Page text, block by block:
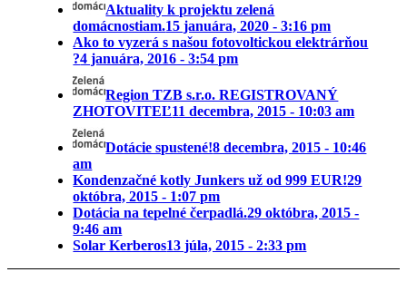
Aktuality k projektu zelená
domácnostiam.15 januára, 2020 - 3:16 pm
Ako to vyzerá s našou fotovoltickou elektrárňou
?4 januára, 2016 - 3:54 pm
Region TZB s.r.o. REGISTROVANÝ
ZHOTOVITEĽ11 decembra, 2015 - 10:03 am
Dotácie spustené!8 decembra, 2015 - 10:46
am
Kondenzačné kotly Junkers už od 999 EUR!29
októbra, 2015 - 1:07 pm
Dotácia na tepelné čerpadlá.29 októbra, 2015 -
9:46 am
Solar Kerberos13 júla, 2015 - 2:33 pm